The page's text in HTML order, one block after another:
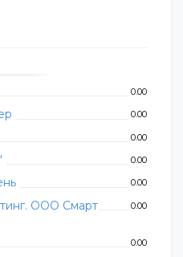
0.00
0.00
0.00
0.00
0.00
ООО Смарт
0.00
0.00